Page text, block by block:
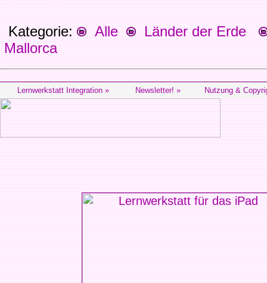
Kategorie: Alle
Länder der Erde
Mallorca
Lernwerkstatt Integration » Newsletter! » Nutzung &